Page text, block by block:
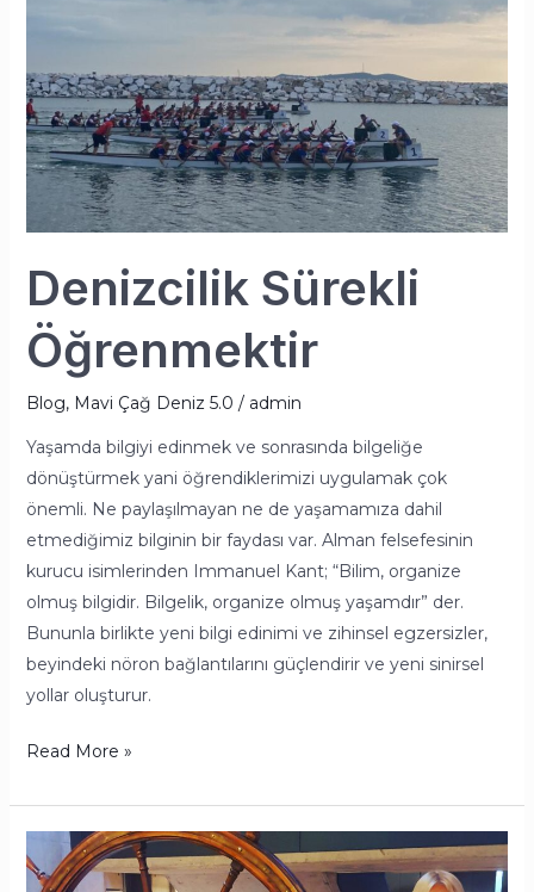
Denizcilik Sürekli
Öğrenmektir
Blog, Mavi Çağ Deniz 5.0 / admin
Yaşamda bilgiyi edinmek ve sonrasında bilgeliğe
dönüştürmek yani öğrendiklerimizi uygulamak çok
önemli. Ne paylaşılmayan ne de yaşamamıza dahil
etmediğimiz bilginin bir faydası var. Alman felsefesinin
kurucu isimlerinden Immanuel Kant; “Bilim, organize
olmuş bilgidir. Bilgelik, organize olmuş yaşamdır” der.
Bununla birlikte yeni bilgi edinimi ve zihinsel egzersizler,
beyindeki nöron bağlantılarını güçlendirir ve yeni sinirsel
yollar oluşturur.
Read More »
Denizcilik
Sektöründe